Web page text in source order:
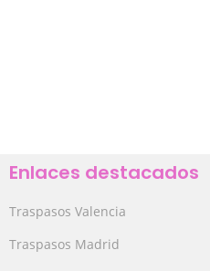
Enlaces destacados
Traspasos Valencia
Traspasos Madrid